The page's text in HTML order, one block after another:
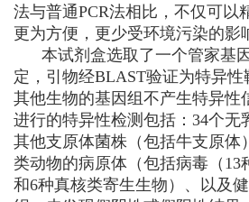
法与普通PCR法相比，不仅可以
更为方便，更少受环境污染的影
本试剂盒选取了一个管家基
定，引物经BLAST验证为特异
其他生物的基因组不产生特异性
进行的特异性检测包括：34个无
其他支原体菌株（包括牛支原体
类动物的病原体（包括病毒（13
和6种真核类寄生生物）、以及